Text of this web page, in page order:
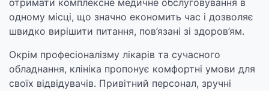
отримати комплексне медичне обслуговування в
одному місці, що значно економить час і дозволяє
швидко вирішити питання, пов’язані зі здоров’ям.
Окрім професіоналізму лікарів та сучасного
обладнання, клініка пропонує комфортні умови для
своїх відвідувачів. Привітний персонал, зручні